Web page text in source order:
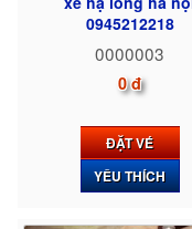
0945212218
0000003
0 đ
ĐẶT VÉ
YÊU THÍCH